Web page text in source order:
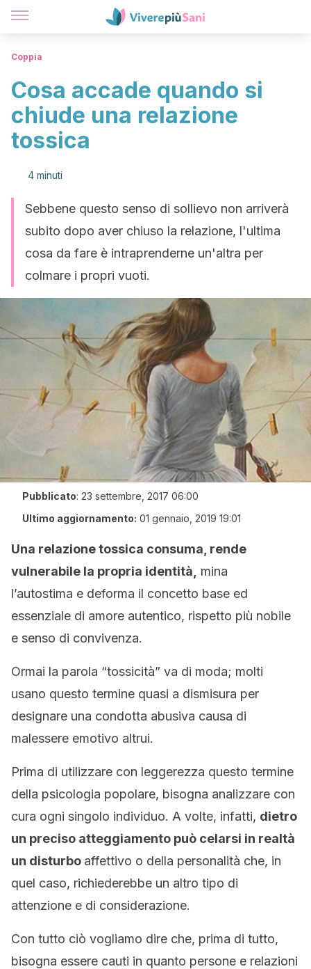
Coppia
Cosa accade quando si
chiude una relazione
tossica
4 minuti
Sebbene questo senso di sollievo non arriverà
subito dopo aver chiuso la relazione, l'ultima
cosa da fare è intraprenderne un'altra per
colmare i propri vuoti.
Pubblicato: 23 settembre, 2017 06:00
Ultimo aggiornamento: 01 gennaio, 2019 19:01
Una relazione tossica consuma, rende
vulnerabile la propria identità,
mina
l’autostima e deforma il concetto base ed
essenziale di amore autentico, rispetto più nobile
e senso di convivenza.
Ormai la parola “tossicità” va di moda; molti
usano questo termine quasi a dismisura per
designare una condotta abusiva causa di
malessere emotivo altrui.
Prima di utilizzare con leggerezza questo termine
della psicologia popolare, bisogna analizzare con
cura ogni singolo individuo. A volte, infatti, dietro
un preciso atteggiamento può celarsi in realtà
un disturbo affettivo o della personalità che, in
quel caso, richiederebbe un altro tipo di
attenzione e di considerazione.
Con tutto ciò vogliamo dire che, prima di tutto,
bisogna essere cauti in quanto persone e relazioni